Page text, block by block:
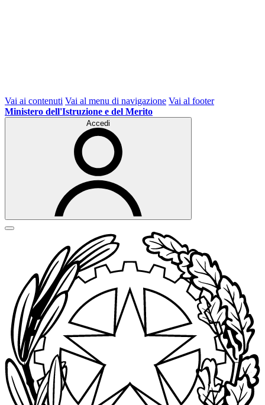
Vai ai contenuti Vai al menu di navigazione Vai al footer
Ministero dell'Istruzione e del Merito
Accedi